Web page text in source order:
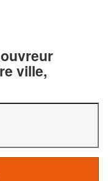
ville,